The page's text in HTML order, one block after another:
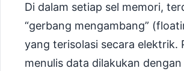
Di dalam setiap sel memori,
“gerbang mengambang”
yang terisolasi secara elektrik.
menulis data dilakukan dengan